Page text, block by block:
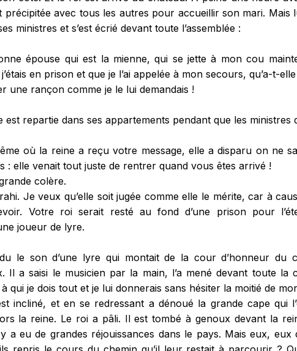
précipitée avec tous les autres pour accueillir son mari. Mais
ministres et s’est écrié devant toute l’assemblée :
épouse qui est la mienne, qui se jette à mon cou
en prison et que je l’ai appelée à mon secours, qu’a-t-
une rançon comme je le lui demandais !
est repartie dans ses appartements pendant que les ministres
où la reine a reçu votre message, elle a disparu on ne
: elle venait tout juste de rentrer quand vous êtes arrivé !
colère.
Je veux qu’elle soit jugée comme elle le mérite, car à
Votre roi serait resté au fond d’une prison pour
joueur de lyre.
le son d’une lyre qui montait de la cour d’honneur du
Il a saisi le musicien par la main, l’a mené devant toute la
qui je dois tout et je lui donnerais sans hésiter la moitié de
incliné, et en se redressant a dénoué la grande cape qui
la reine. Le roi a pâli. Il est tombé à genoux devant la
a eu de grandes réjouissances dans le pays. Mais eux,